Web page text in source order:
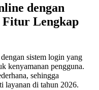
dengan
Fitur Lengkap
sistem login yang
kenyamanan pengguna.
sehingga
layanan di tahun 2026.